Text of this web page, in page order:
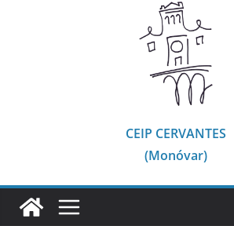
CEIP CERVANTES
(Monóvar)